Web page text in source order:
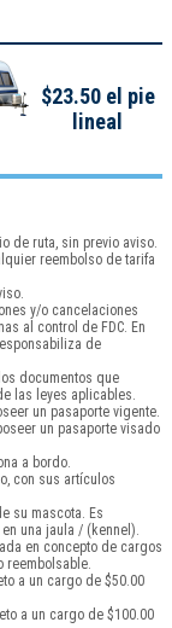
$23.50 el pie
lineal
de ruta, sin previo aviso.
reembolso de tarifa
y/o cancelaciones
al control de FDC. En
de
documentos que
las leyes aplicables.
un pasaporte vigente.
un pasaporte visado
a bordo.
con sus artículos
su mascota. Es
una jaula / (kennel).
en concepto de cargos
reembolsable.
a un cargo de $50.00
a un cargo de $100.00